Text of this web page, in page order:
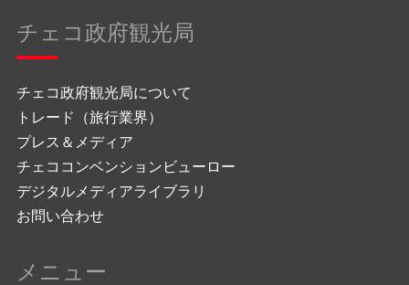
チェコ政府観光局
チェコ政府観光局について
トレード（旅行業界）
プレス＆メディア
チェココンベンションビューロー
デジタルメディアライブラリ
お問い合わせ
メニュー